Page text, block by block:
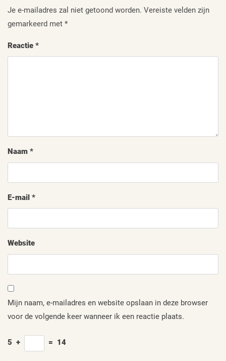
Je e-mailadres zal niet getoond worden. Vereiste velden zijn
gemarkeerd met *
Reactie *
Naam *
E-mail *
Website
Mijn naam, e-mailadres en website opslaan in deze browser
voor de volgende keer wanneer ik een reactie plaats.
5 + = 14